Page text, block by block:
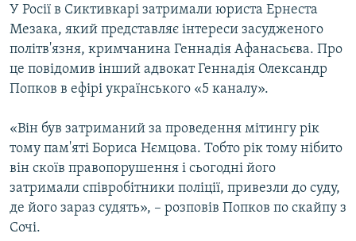
Усі сайти RFE/RL
У Росії в Сиктивкарі затримали юриста Ернеста
Мезака, який представляє інтереси засудженого
політв'язня, кримчанина Геннадія Афанасьєва. Про
це повідомив інший адвокат Геннадія Олександр
Попков в ефірі українського «5 каналу».
«Він був затриманий за проведення мітингу рік
тому пам'яті Бориса Нємцова. Тобто рік тому нібито
він скоїв правопорушення і сьогодні його
затримали співробітники поліції, привезли до суду,
де його зараз судять», – розповів Попков по скайпу з
Сочі.